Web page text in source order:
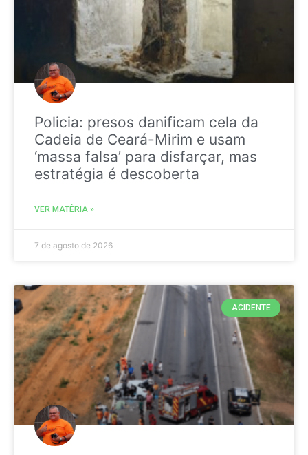
Policia: presos danificam cela da
Cadeia de Ceará-Mirim e usam
‘massa falsa’ para disfarçar, mas
estratégia é descoberta
VER MATÉRIA »
7 de agosto de 2026
ACIDENTE